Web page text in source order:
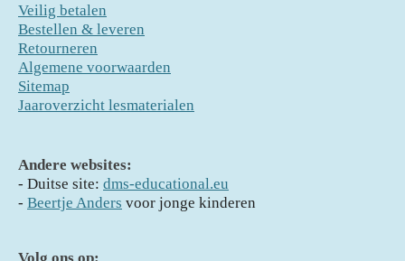
Veilig betalen
Bestellen & leveren
Retourneren
Algemene voorwaarden
Sitemap
Jaaroverzicht lesmaterialen
Andere websites:
- Duitse site: dms-educational.eu
- Beertje Anders voor jonge kinderen